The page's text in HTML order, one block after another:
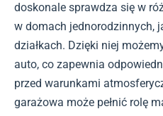
doskonale sprawdza się w
w domach jednorodzinnych,
działkach. Dzięki niej
auto, co zapewnia
przed warunkami
garażowa może pełnić rolę